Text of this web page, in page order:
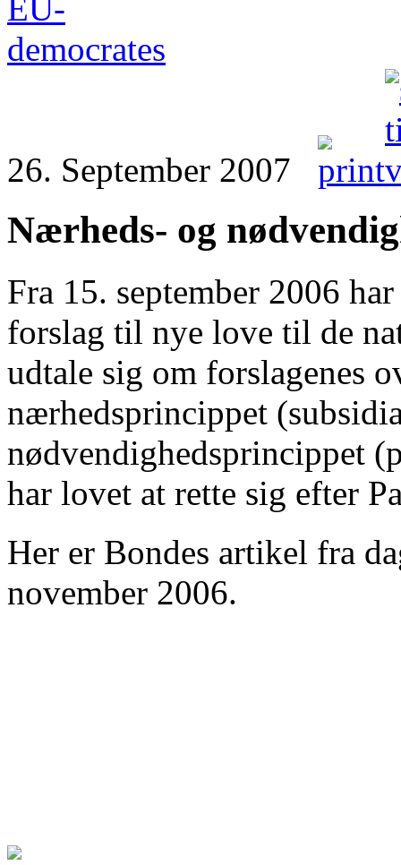
26. September 2007
Nærheds- og
Fra 15. september 2006
forslag til nye love til de
udtale sig om forslagenes
nærhedsprincippet
nødvendighedsprincippet
har lovet at rette sig efter
Her er Bondes artikel fra
november 2006.